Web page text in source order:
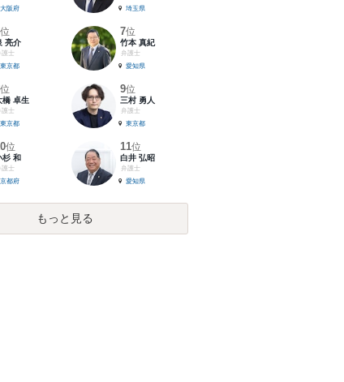
大阪府
埼玉県
位
亮介
護士
東京都
7位
竹本 真紀
弁護士
愛知県
位
橋 卓生
護士
東京都
9位
三村 勇人
弁護士
東京都
位
杉 和
護士
京都府
11位
白井 弘昭
弁護士
愛知県
もっと見る